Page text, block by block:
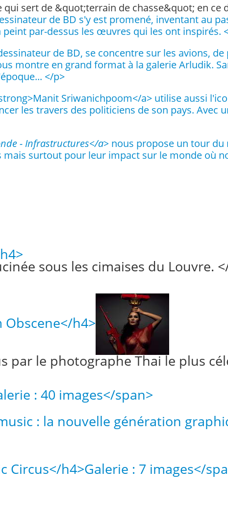
qui sert de &quot;terrain de chasse&quot; en ce
de BD s'y est promené, inventant au
par-dessus les œuvres qui les ont inspirés.
de BD, se concentre sur les avions,
montre en grand format à la galerie Arludik.
</p>
Manit Sriwanichpoom</a> utilise aussi
les travers des politiciens de son pays. Avec
- Infrastructures</a> nous propose un tour
mais surtout pour leur impact sur le monde où
sous les cimaises du Louvre.
h4>
par le photographe Thai le plus
: 40 images</span>
: la nouvelle génération
Circus</h4>Galerie : 7 images</